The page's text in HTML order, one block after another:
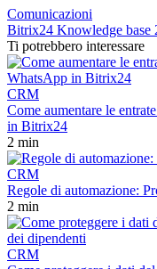
Comunicazioni
Bitrix24 Knowledge base
Ti potrebbero interessare
CRM
Come aumentare le
in Bitrix24
2 min
CRM
Regole di automazione:
2 min
CRM